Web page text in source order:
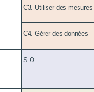
C3. Utiliser des mesures
C4. Gérer des données
S.O